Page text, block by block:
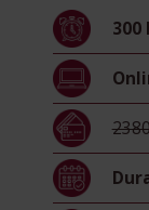
Vídeos
300